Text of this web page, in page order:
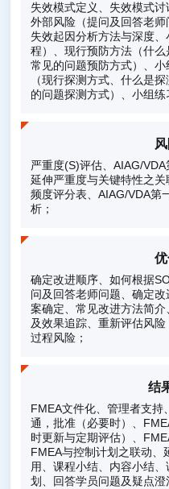
失效模式定义、失效模式
外部风险（提问及回答老师
失效起因分析方法与深度
程）、现行预防方法（什么
常见的问题预防方式）、
（现行探测方式、什么是
的问题探测方式）、小组
严重度(S)评估、AIAG/VDA
延伸严重度与关键特性之
频度评分表、AIAG/VDA第
析；
确定改进顺序、如何根据
问及回答老师问题、确定
案确定、常见改进方法简
及效果追踪、重新评估风
过程风险；
结
FMEA文件化、管理者支持
通，批准（必要时）、
时更新与定期评估）、
FMEA与控制计划之联动、
用、课程小结、内容小结
划、回答学员问题及疑点澄